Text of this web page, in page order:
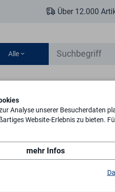
Über 12.000
Alle
Türsicherheit Fenstersicherheit
Analyse unserer Besucherdaten
Website-Erlebnis zu bieten.
mehr Infos